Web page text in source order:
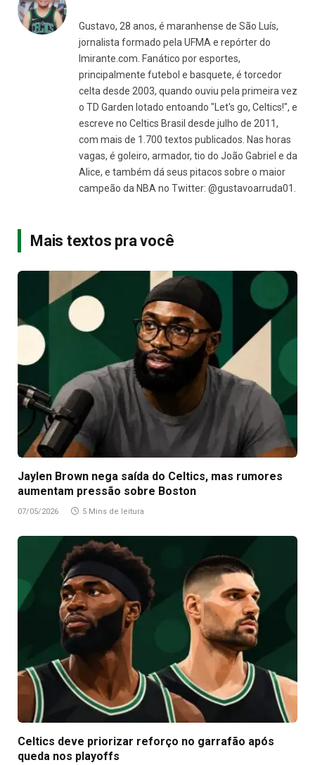
Gustavo, 28 anos, é maranhense de São Luís,
jornalista formado pela UFMA e repórter do
Imirante.com. Fanático por esportes,
principalmente futebol e basquete, é torcedor
celta desde 2003, quando ouviu pela primeira vez
o TD Garden lotado entoando "Let's go, Celtics!", e
escreve no Celtics Brasil desde julho de 2011,
com mais de 1.700 textos publicados. Nas horas
vagas, é goleiro, armador, tio do João Gabriel e da
Alice, e também dá seus pitacos sobre o maior
campeão da NBA no Twitter: @gustavoarruda01.
Mais textos pra você
Jaylen Brown nega saída do Celtics, mas rumores
aumentam pressão sobre Boston
07/05/2026 5 Mins de leitura
Celtics deve priorizar reforço no garrafão após
queda nos playoffs